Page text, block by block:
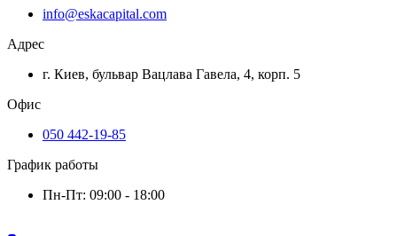
info@eskacapital.com
Адрес
г. Киев, бульвар Вацлава Гавела, 4, корп. 5
Офис
050 442-19-85
График работы
Пн-Пт: 09:00 - 18:00